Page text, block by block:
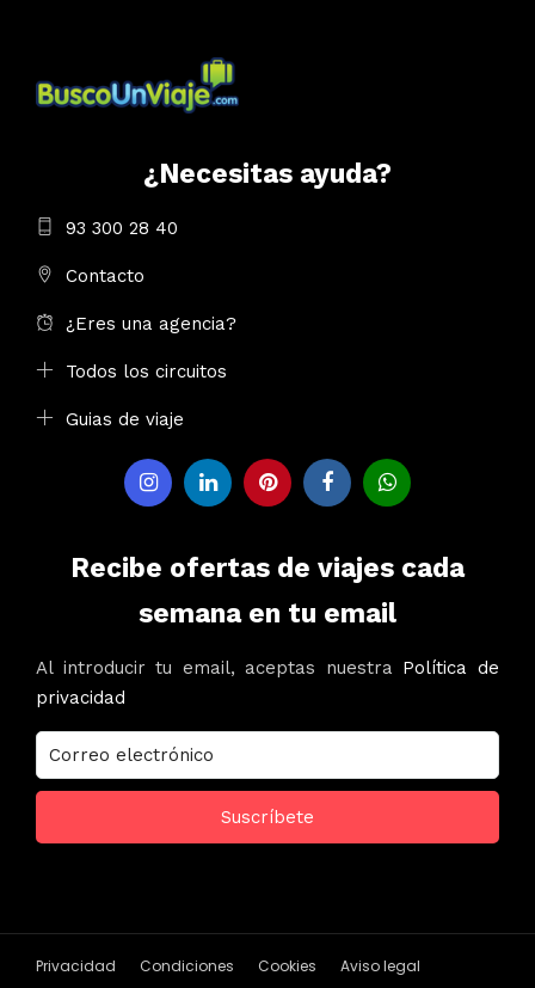
¿Necesitas ayuda?
93 300 28 40
Contacto
¿Eres una agencia?
Todos los circuitos
Guias de viaje
Recibe ofertas de viajes cada
semana en tu email
Al introducir tu email, aceptas nuestra Política de
privacidad
Privacidad Condiciones Cookies Aviso legal